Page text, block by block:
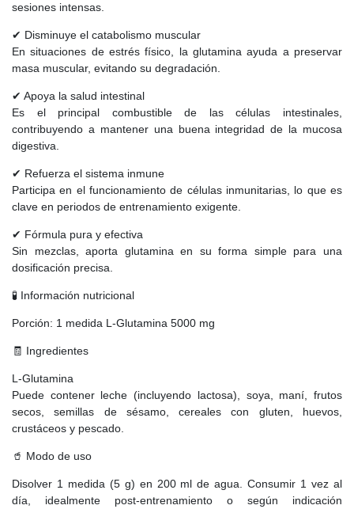
sesiones intensas.
✔ Disminuye el catabolismo muscular
En situaciones de estrés físico, la glutamina ayuda a preservar
masa muscular, evitando su degradación.
✔ Apoya la salud intestinal
Es el principal combustible de las células intestinales,
contribuyendo a mantener una buena integridad de la mucosa
digestiva.
✔ Refuerza el sistema inmune
Participa en el funcionamiento de células inmunitarias, lo que es
clave en periodos de entrenamiento exigente.
✔ Fórmula pura y efectiva
Sin mezclas, aporta glutamina en su forma simple para una
dosificación precisa.
🧪 Información nutricional
Porción: 1 medida L-Glutamina 5000 mg
🧾 Ingredientes
L-Glutamina
Puede contener leche (incluyendo lactosa), soya, maní, frutos
secos, semillas de sésamo, cereales con gluten, huevos,
crustáceos y pescado.
🥤 Modo de uso
Disolver 1 medida (5 g) en 200 ml de agua. Consumir 1 vez al
día, idealmente post-entrenamiento o según indicación